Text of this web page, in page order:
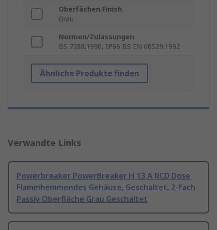
Oberfächen Finish
Grau
Normen/Zulassungen
BS 7288:1990, IP66 BS EN 60529:1992
Ähnliche Produkte finden
Verwandte Links
Powerbreaker PowerBreaker H 13 A RCD Dose
Flammhemmendes Gehäuse, Geschaltet, 2-fach
Passiv Oberfläche Grau Geschaltet